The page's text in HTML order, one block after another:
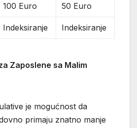
100 Euro 50 Euro
Indeksiranje Indeksiranje
Zaposlene sa Malim
je mogućnost da
primaju znatno manje